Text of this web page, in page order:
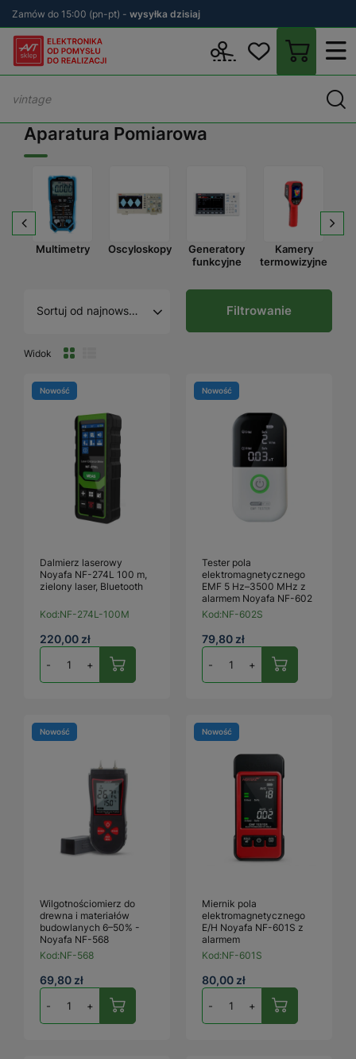
Zamów do 15:00 (pn-pt) - wysyłka dzisiaj
Aparatura Pomiarowa
Multimetry Oscyloskopy
Generatory
funkcyjne
Kamery
termowizyjne
Sortuj od najnowszego
Widok
Filtrowanie
Nowość
Dalmierz laserowy
Noyafa NF-274L 100 m,
zielony laser, Bluetooth
Kod:NF-274L-100M
220,00 zł
- +
Nowość
Tester pola
elektromagnetycznego
EMF 5 Hz–3500 MHz z
alarmem Noyafa NF-602
Kod:NF-602S
79,80 zł
- +
Nowość
Wilgotnościomierz do
drewna i materiałów
budowlanych 6–50% -
Noyafa NF-568
Kod:NF-568
69,80 zł
- +
Nowość
Miernik pola
elektromagnetycznego
E/H Noyafa NF-601S z
alarmem
Kod:NF-601S
80,00 zł
- +